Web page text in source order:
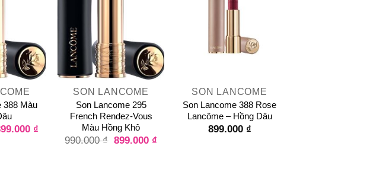
388 Màu
₫
+
SON LANCOME
Son Lancome 295
French Rendez-Vous
Màu Hồng Khô
990.000₫ 899.000 ₫
SON LANCOME
Son Lancome 388 Rose
Lancôme – Hồng Dâu
899.000 ₫